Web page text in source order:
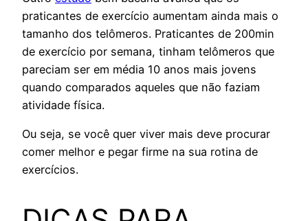
praticantes de exercício aumentam ainda mais o
tamanho dos telômeros. Praticantes de 200min
de exercício por semana, tinham telômeros que
pareciam ser em média 10 anos mais jovens
quando comparados aqueles que não faziam
atividade física.
Ou seja, se você quer viver mais deve procurar
comer melhor e pegar firme na sua rotina de
exercícios.